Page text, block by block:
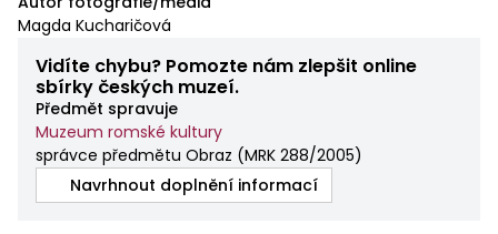
Magda Kucharičová
Vidíte chybu? Pomozte nám zlepšit online
sbírky českých muzeí.
Předmět spravuje
Muzeum romské kultury
správce předmětu Obraz (MRK 288/2005)
Navrhnout doplnění informací